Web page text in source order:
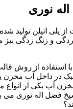
نوری
از پلی اتیلن
و زنگ زدگی
استفاده از روش
در داخل آب مخزن
آب یکی از
شیخ فضل اله نوری می